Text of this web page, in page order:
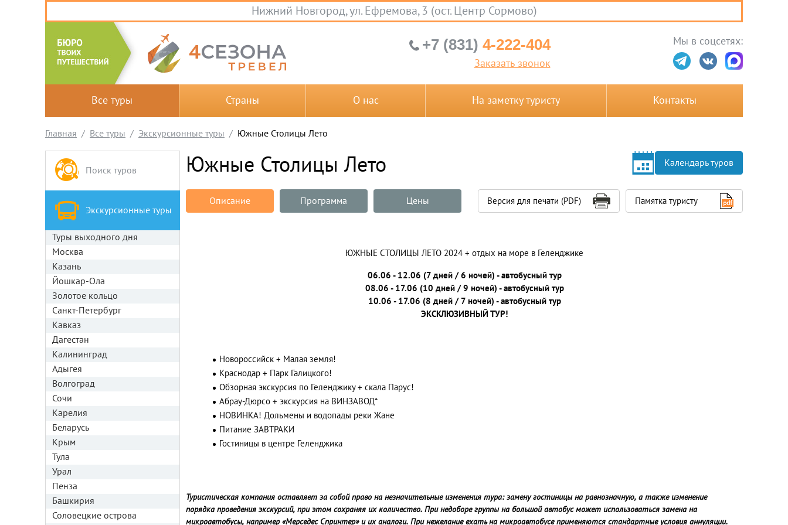
Нижний Новгород, ул. Ефремова, 3 (ост. Центр Сормово)
Все туры Страны О нас На заметку туристу Контакты
+7 (831) 4-222-404
Заказать звонок
Мы в соцсетях:
Главная Все туры Экскурсионные туры Южные Столицы Лето
Поиск туров
Экскурсионные туры
Туры выходного дня
Москва
Казань
Йошкар-Ола
Золотое кольцо
Санкт-Петербург
Кавказ
Дагестан
Калининград
Адыгея
Волгоград
Сочи
Карелия
Беларусь
Крым
Тула
Урал
Пенза
Башкирия
Соловецкие острова
Южные Столицы Лето Календарь туров
Версия для печати (PDF) Памятка туристу
Описание Программа Цены
ЮЖНЫЕ СТОЛИЦЫ ЛЕТО 2024 + отдых на море в Геленджике
06.06 - 12.06 (7 дней / 6 ночей) - автобусный тур
08.06 - 17.06 (10 дней / 9 ночей) - автобусный тур
10.06 - 17.06 (8 дней / 7 ночей) - автобусный тур
ЭКСКЛЮЗИВНЫЙ ТУР!
Новороссийск + Малая земля!
Краснодар + Парк Галицкого!
Обзорная экскурсия по Геленджику + скала Парус!
Абрау-Дюрсо + экскурсия на ВИНЗАВОД*
НОВИНКА! Дольмены и водопады реки Жане
Питание ЗАВТРАКИ
Гостиницы в центре Геленджика
Туристическая компания оставляет за собой право на незначительные изменения тура: замену гостиницы на равнозначную, а также изменение
порядка проведения экскурсий, при этом сохраняя их количество. При недоборе группы на большой автобус может использоваться замена на
микроавтобусы, например «Мерседес Спринтер» и их аналоги. При нежелание ехать на микроавтобусе применяются стандартные условия аннуляции.